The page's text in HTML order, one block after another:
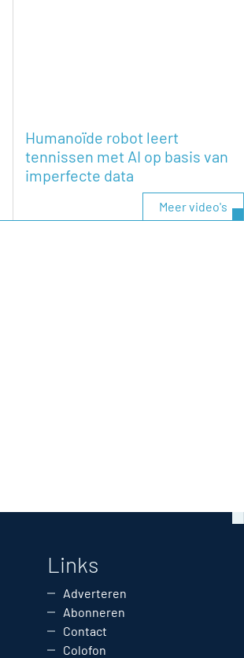
Humanoïde robot leert
tennissen met AI op basis van
imperfecte data
Meer video's
Links
Adverteren
Abonneren
Contact
Colofon